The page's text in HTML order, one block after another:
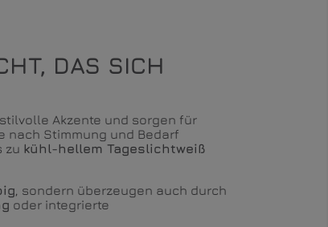
DAS SICH
Akzente und sorgen für
nach Stimmung und Bedarf
zu kühl-hellem Tageslichtweiß
, sondern überzeugen auch durch
oder integrierte